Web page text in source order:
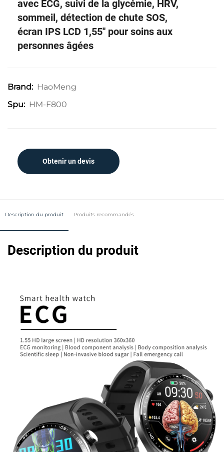
avec ECG, suivi de la glycémie, HRV,
sommeil, détection de chute SOS,
écran IPS LCD 1,55'' pour soins aux
personnes âgées
Brand: HaoMeng
Spu: HM-F800
Obtenir un devis
Description du produit Produits recommandés
Description du produit